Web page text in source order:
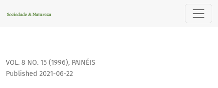
Integração de estruturas de abatimento e erosão por
VOL. 8 NO. 15 (1996), PAINÉIS
Published 2021-06-22